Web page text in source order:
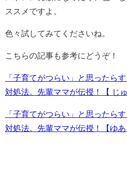
ススメですよ。
色々試してみてくださいね。
こちらの記事も参考にどうぞ！
「子育てがつらい」と思ったら
対処法。先輩ママが伝授！【 じ
「子育てがつらい」と思ったら
対処法。先輩ママが伝授！【ゆあ